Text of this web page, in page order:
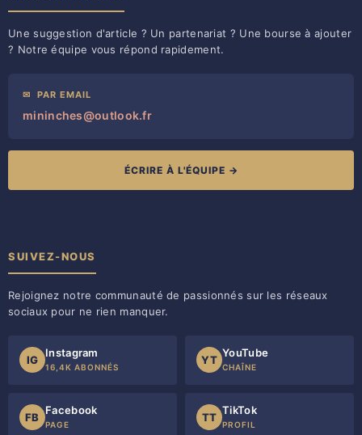
Une suggestion d'article ? Un partenariat ? Une bourse à ajouter
? Notre équipe vous répond rapidement.
✉ PAR EMAIL
mininches@outlook.fr
ÉCRIRE À L'ÉQUIPE →
SUIVEZ-NOUS
Rejoignez notre communauté de passionnés sur les réseaux
sociaux pour ne rien manquer.
IG
Instagram
16,4K ABONNÉS
YT
YouTube
CHAÎNE
FB
Facebook
PAGE
TT
TikTok
PROFIL